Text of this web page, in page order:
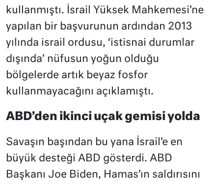
kullanmıştı. İsrail Yüksek Mahkemesi’ne
yapılan bir başvurunun ardından 2013
yılında israil ordusu, ‘istisnai durumlar
dışında’ nüfusun yoğun olduğu
bölgelerde artık beyaz fosfor
kullanmayacağını açıklamıştı.
ABD’den ikinci uçak gemisi yolda
Savaşın başından bu yana İsrail’e en
büyük desteği ABD gösterdi. ABD
Başkanı Joe Biden, Hamas’ın saldırısını